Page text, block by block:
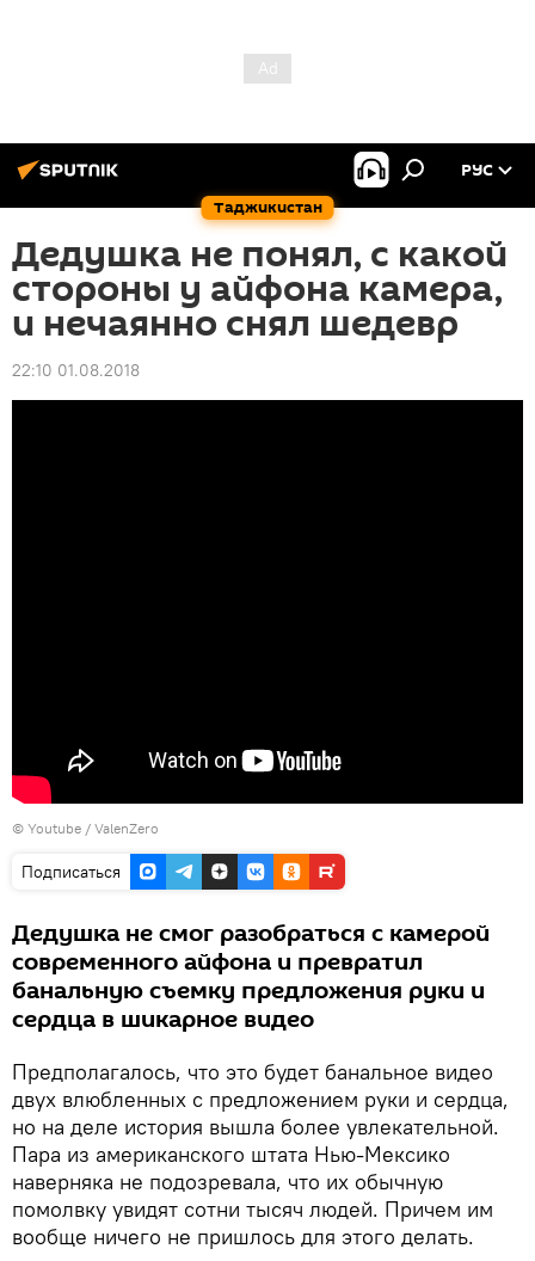
Таджикистан
РУС
Дедушка не понял, с какой
стороны у айфона камера,
и нечаянно снял шедевр
22:10 01.08.2018
© Youtube / ValenZero
Подписаться
Дедушка не смог разобраться с камерой
современного айфона и превратил
банальную съемку предложения руки и
сердца в шикарное видео
Предполагалось, что это будет банальное видео
двух влюбленных с предложением руки и сердца,
но на деле история вышла более увлекательной.
Пара из американского штата Нью-Мексико
наверняка не подозревала, что их обычную
помолвку увидят сотни тысяч людей. Причем им
вообще ничего не пришлось для этого делать.